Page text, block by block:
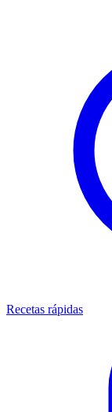
Recetas rápidas